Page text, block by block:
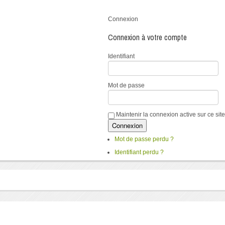
Connexion
Connexion à votre compte
Identifiant
Mot de passe
Maintenir la connexion active sur ce site
Mot de passe perdu ?
Identifiant perdu ?